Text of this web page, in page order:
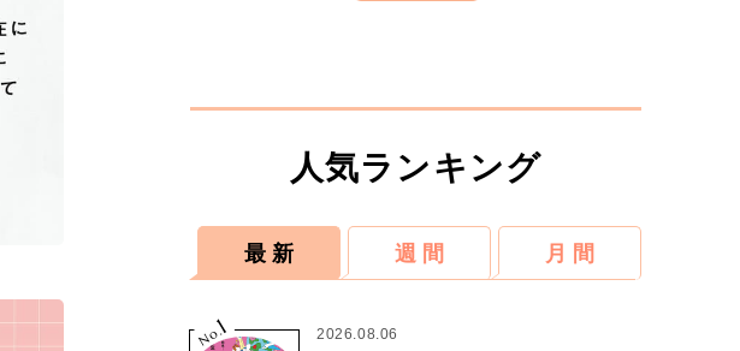
人気ランキング
最 新 週 間 月 間
No.
1 2026.08.06